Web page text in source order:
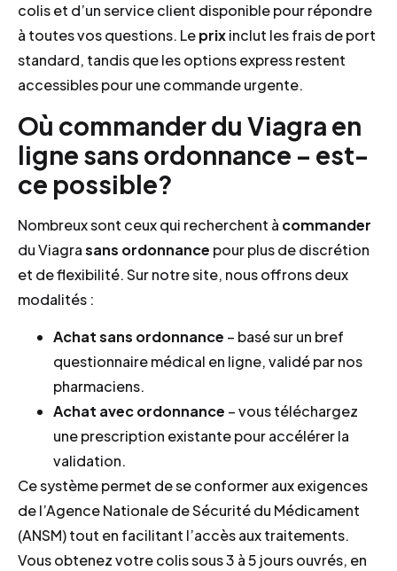
colis et d’un service client disponible pour répondre
à toutes vos questions. Leprixinclut les frais de port
standard, tandis que les options express restent
accessibles pour une commande urgente.
Où commander du Viagra en
ligne sans ordonnance – est-
ce possible?
Nombreux sont ceux qui recherchent à commander
du Viagrasans ordonnance pour plus de discrétion
et de flexibilité. Sur notre site, nous offrons deux
modalités :
Achat sans ordonnance – basé sur un bref
questionnaire médical en ligne, validé par nos
pharmaciens.
Achat avec ordonnance – vous téléchargez
une prescription existante pour accélérer la
validation.
Ce système permet de se conformer aux exigences
de l’Agence Nationale de Sécurité du Médicament
(ANSM) tout en facilitant l’accès aux traitements.
Vous obtenez votre colis sous 3 à 5 jours ouvrés, en